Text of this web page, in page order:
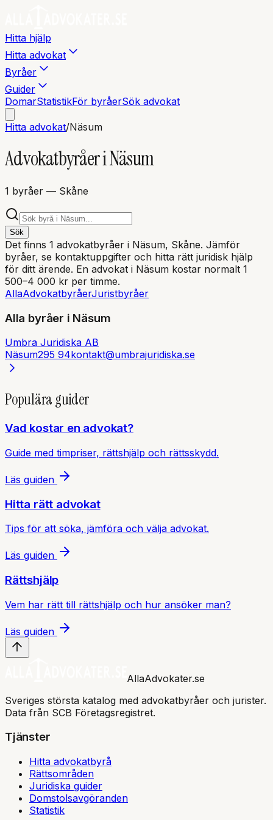
Hitta hjälp
Hitta advokat
Byråer
Guider
DomarStatistikFör byråerSök advokat
Hitta advokat/Näsum
Advokatbyråer iNäsum
1 byråer — Skåne
Sök
Det finns 1 advokatbyråer i Näsum, Skåne. Jämför
byråer, se kontaktuppgifter och hitta rätt juridisk hjälp
för ditt ärende. En advokat i Näsum kostar normalt 1
500–4 000 kr per timme.
AllaAdvokatbyråerJuristbyråer
Alla byråer i Näsum
Umbra Juridiska AB
Näsum295 94kontakt@umbrajuridiska.se
Populära guider
Vad kostar en advokat?
Guide med timpriser, rättshjälp och rättsskydd.
Läs guiden
Hitta rätt advokat
Tips för att söka, jämföra och välja advokat.
Läs guiden
Rättshjälp
Vem har rätt till rättshjälp och hur ansöker man?
Läs guiden
AllaAdvokater.se
Sveriges största katalog med advokatbyråer och jurister.
Data från SCB Företagsregistret.
Tjänster
Hitta advokatbyrå
Rättsområden
Juridiska guider
Domstolsavgöranden
Statistik